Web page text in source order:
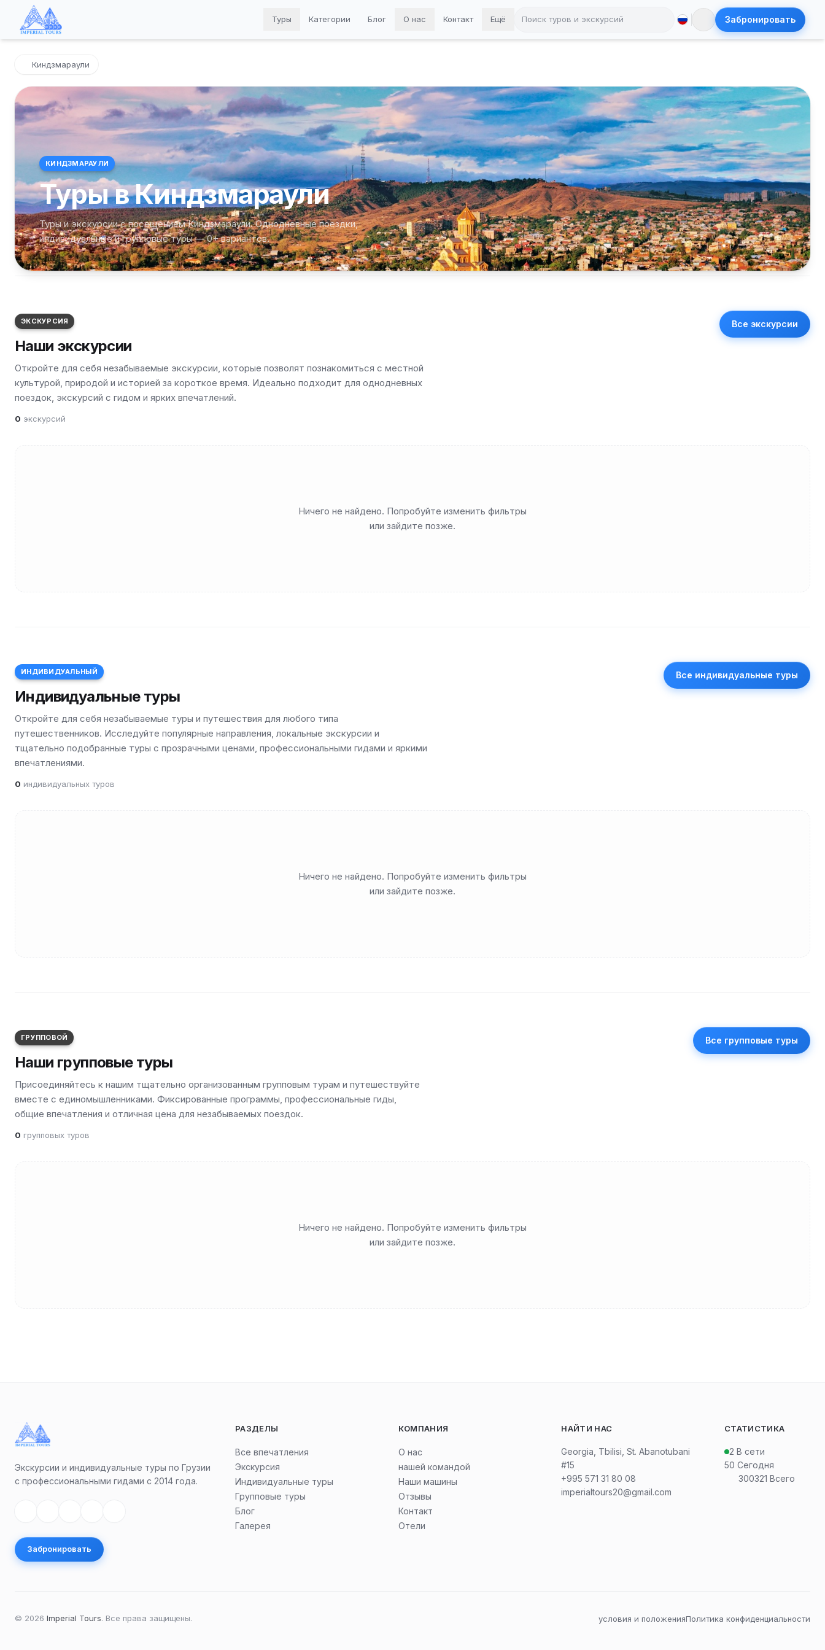
Туры Категории Блог О нас Контакт Ещё Забронировать
Киндзмараули
КИНДЗМАРАУЛИ
Туры в Киндзмараули
Туры и экскурсии с посещением Киндзмараули. Однодневные поездки,
индивидуальные и групповые туры — 0+ вариантов.
ЭКСКУРСИЯ
Наши экскурсии
Откройте для себя незабываемые экскурсии, которые позволят познакомиться с местной
культурой, природой и историей за короткое время. Идеально подходит для однодневных
поездок, экскурсий с гидом и ярких впечатлений.
0 экскурсий
Все экскурсии
Ничего не найдено. Попробуйте изменить фильтры
или зайдите позже.
ИНДИВИДУАЛЬНЫЙ
Индивидуальные туры
Откройте для себя незабываемые туры и путешествия для любого типа
путешественников. Исследуйте популярные направления, локальные экскурсии и
тщательно подобранные туры с прозрачными ценами, профессиональными гидами и яркими
впечатлениями.
0 индивидуальных туров
Все индивидуальные туры
Ничего не найдено. Попробуйте изменить фильтры
или зайдите позже.
ГРУППОВОЙ
Наши групповые туры
Присоединяйтесь к нашим тщательно организованным групповым турам и путешествуйте
вместе с единомышленниками. Фиксированные программы, профессиональные гиды,
общие впечатления и отличная цена для незабываемых поездок.
0 групповых туров
Все групповые туры
Ничего не найдено. Попробуйте изменить фильтры
или зайдите позже.
Экскурсии и индивидуальные туры по Грузии
с профессиональными гидами с 2014 года.
Забронировать
РАЗДЕЛЫ
Все впечатления
Экскурсия
Индивидуальные туры
Групповые туры
Блог
Галерея
КОМПАНИЯ
О нас
нашей командой
Наши машины
Отзывы
Контакт
Отели
НАЙТИ НАС
Georgia, Tbilisi, St. Abanotubani
#15
+995 571 31 80 08
imperialtours20@gmail.com
СТАТИСТИКА
2 В сети
50 Сегодня
300321 Всего
© 2026 Imperial Tours. Все права защищены. условия и положенияПолитика конфиденциальности